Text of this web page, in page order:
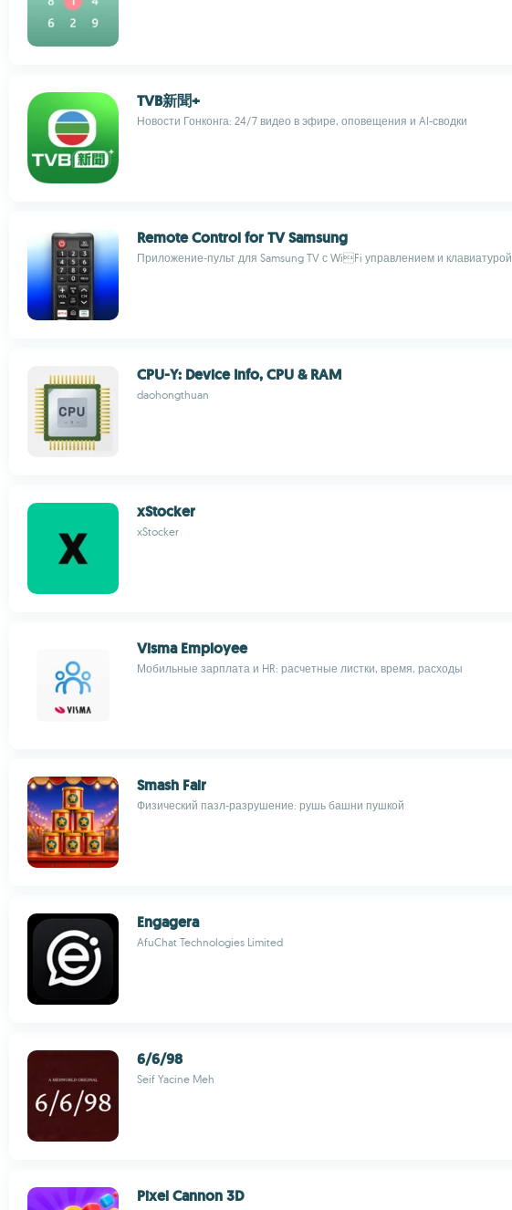
TVB新聞+
Новости Гонконга: 24/7 видео в эфире, оповещения и AI-сводки
Remote Control for TV Samsung
Приложение‑пульт для Samsung TV с WiFi управлением и клавиатурой
CPU-Y: Device Info, CPU & RAM
daohongthuan
xStocker
xStocker
Visma Employee
Мобильные зарплата и HR: расчетные листки, время, расходы
Smash Fair
Физический пазл-разрушение: рушь башни пушкой
Engagera
AfuChat Technologies Limited
6/6/98
Seif Yacine Meh
Pixel Cannon 3D